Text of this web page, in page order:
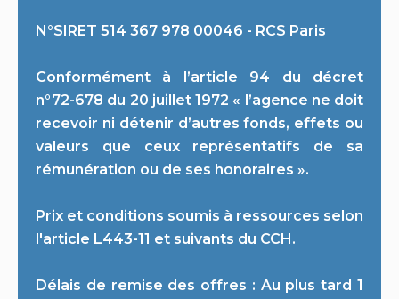
N°SIRET 514 367 978 00046 - RCS Paris
Conformément à l’article 94 du décret
n°72-678 du 20 juillet 1972 « l’agence ne doit
recevoir ni détenir d’autres fonds, effets ou
valeurs que ceux représentatifs de sa
rémunération ou de ses honoraires ».
Prix et conditions soumis à ressources selon
l'article L443-11 et suivants du CCH.
Délais de remise des offres : Au plus tard 1